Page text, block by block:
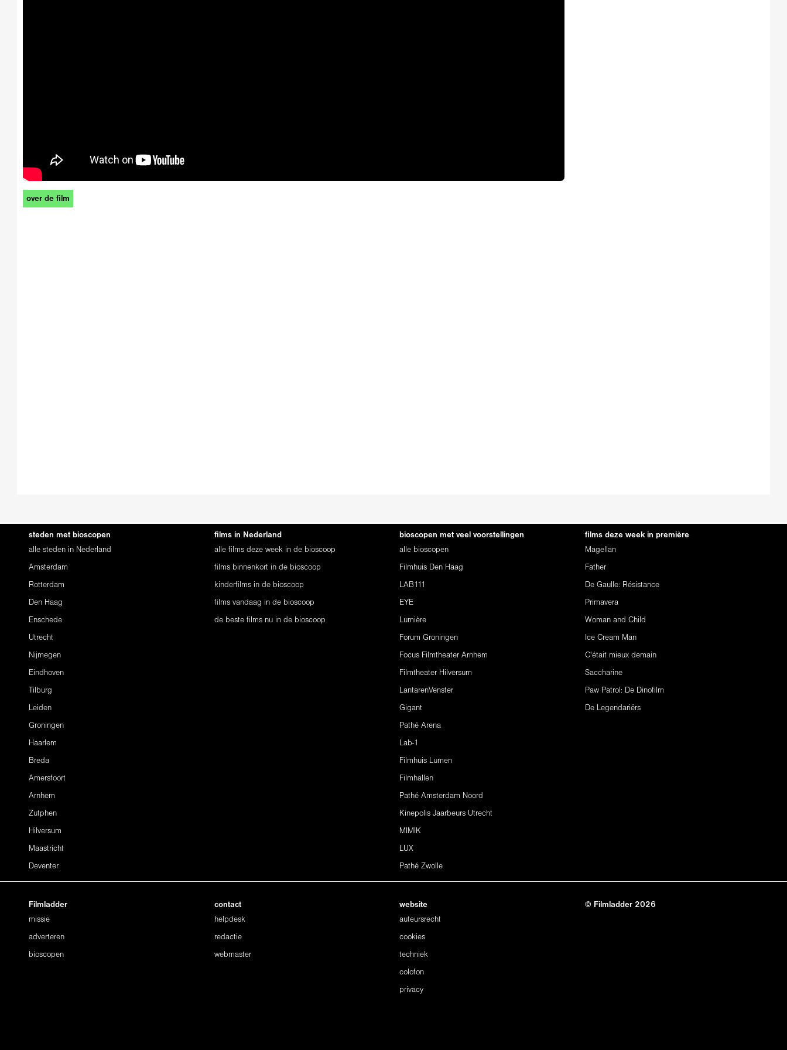
over de film
steden met bioscopen
alle steden in Nederland
Amsterdam
Rotterdam
Den Haag
Enschede
Utrecht
Nijmegen
Eindhoven
Tilburg
Leiden
Groningen
Haarlem
Breda
Amersfoort
Arnhem
Zutphen
Hilversum
Maastricht
Deventer
films in Nederland
alle films deze week in de bioscoop
films binnenkort in de bioscoop
kinderfilms in de bioscoop
films vandaag in de bioscoop
de beste films nu in de bioscoop
bioscopen met veel voorstellingen
alle bioscopen
Filmhuis Den Haag
LAB111
EYE
Lumière
Forum Groningen
Focus Filmtheater Arnhem
Filmtheater Hilversum
LantarenVenster
Gigant
Pathé Arena
Lab-1
Filmhuis Lumen
Filmhallen
Pathé Amsterdam Noord
Kinepolis Jaarbeurs Utrecht
MIMIK
LUX
Pathé Zwolle
films deze week in première
Magellan
Father
De Gaulle: Résistance
Primavera
Woman and Child
Ice Cream Man
C'était mieux demain
Saccharine
Paw Patrol: De Dinofilm
De Legendariërs
Filmladder
missie
adverteren
bioscopen
contact
helpdesk
redactie
webmaster
website
auteursrecht
cookies
techniek
colofon
privacy
© Filmladder 2026